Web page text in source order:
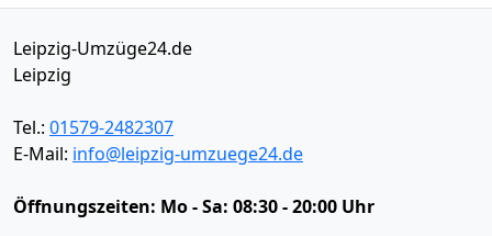
Leipzig-Umzüge24.de
Leipzig
Tel.: 01579-2482307
E-Mail: info@leipzig-umzuege24.de
Öffnungszeiten: Mo - Sa: 08:30 - 20:00 Uhr